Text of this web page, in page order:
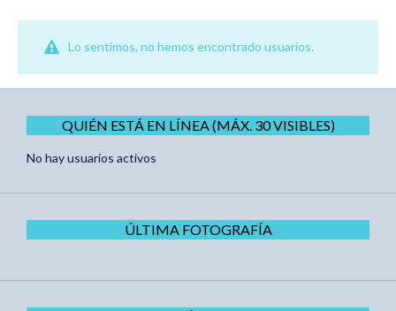
Lo sentimos, no hemos encontrado usuarios.
QUIÉN ESTÁ EN LÍNEA (MÁX. 30 VISIBLES)
No hay usuarios activos
ÚLTIMA FOTOGRAFÍA